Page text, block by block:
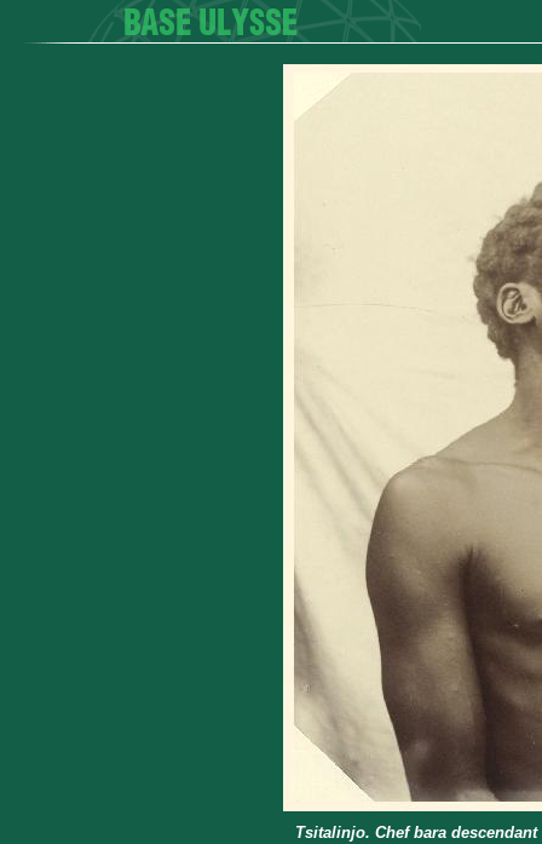
Tsitalinjo. Chef bara